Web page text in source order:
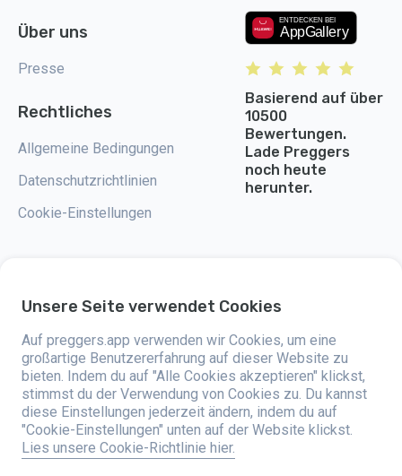
Über uns
Presse
Rechtliches
Allgemeine Bedingungen
Datenschutzrichtlinien
Cookie-Einstellungen
Basierend auf über
10500
Bewertungen.
Lade Preggers
noch heute
herunter.
Preggers ist eine App, die 2017 von der schwedischen Firma Stroller AB
frischgebackene Eltern weltweit einfacher zu machen. Mit einem
vielseitigen Team und der Unterstützung von Experten haben sie
benutzerfreundliche Apps entwickelt, die bereits von über zwei Millionen
Menschen genutzt werden. Preggers bietet eine einzigartige 3D-
Erfahrung, bei der du Updates, Tipps und Tools bekommst, die auf jede
Phase der Schwangerschaft zugeschnitten sind. Die App hilft auch
frischgebackenen Eltern mit praktischen Ratschlägen zur Pflege von
Neugeborenen. Preggers legt großen Wert auf Vielfalt und Inklusion und
unterstützt verschiedene Familienmodelle. Die App wurde Millionenmal in
203 Ländern heruntergeladen und hat hohe Bewertungen und eine große
Unsere Seite verwendet Cookies
Auf preggers.app verwenden wir Cookies, um eine
großartige Benutzererfahrung auf dieser Website zu
bieten. Indem du auf "Alle Cookies akzeptieren" klickst,
stimmst du der Verwendung von Cookies zu. Du kannst
diese Einstellungen jederzeit ändern, indem du auf
"Cookie-Einstellungen" unten auf der Website klickst.
Lies unsere Cookie-Richtlinie hier.